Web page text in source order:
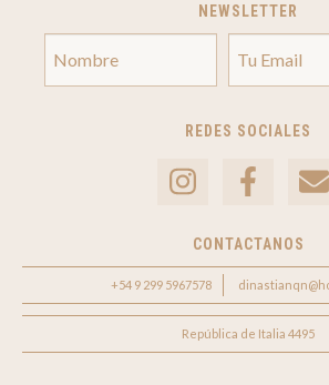
NEWSLETTER
REDES SOCIALES
CONTACTANOS
+54 9 299 5967578
República de Italia 4495